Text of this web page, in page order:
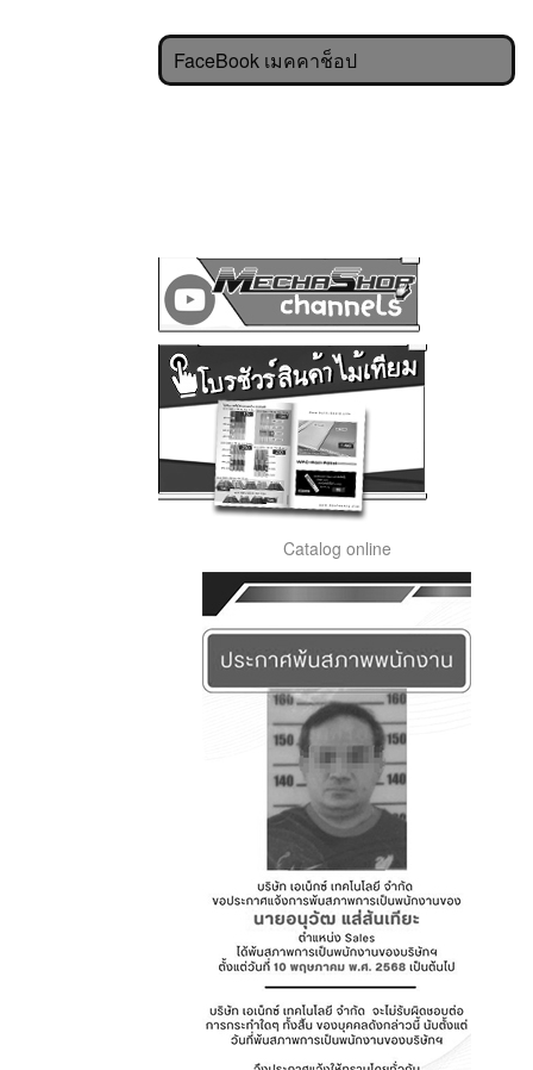
FaceBook เมคคาช็อป
Catalog online